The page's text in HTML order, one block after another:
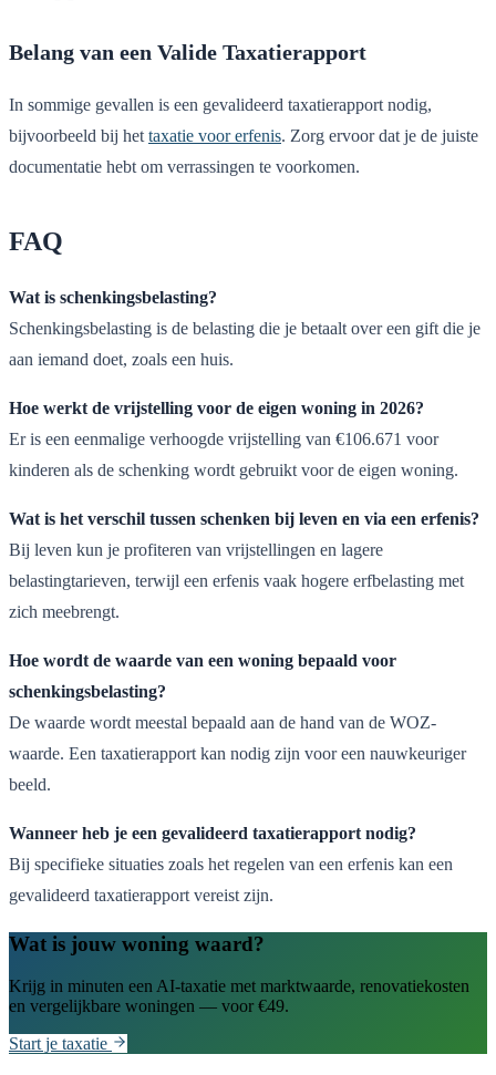
Belang van een Valide Taxatierapport
In sommige gevallen is een gevalideerd taxatierapport nodig,
bijvoorbeeld bij het taxatie voor erfenis. Zorg ervoor dat je de juiste
documentatie hebt om verrassingen te voorkomen.
FAQ
Wat is schenkingsbelasting?
Schenkingsbelasting is de belasting die je betaalt over een gift die je
aan iemand doet, zoals een huis.
Hoe werkt de vrijstelling voor de eigen woning in 2026?
Er is een eenmalige verhoogde vrijstelling van €106.671 voor
kinderen als de schenking wordt gebruikt voor de eigen woning.
Wat is het verschil tussen schenken bij leven en via een erfenis?
Bij leven kun je profiteren van vrijstellingen en lagere
belastingtarieven, terwijl een erfenis vaak hogere erfbelasting met
zich meebrengt.
Hoe wordt de waarde van een woning bepaald voor
schenkingsbelasting?
De waarde wordt meestal bepaald aan de hand van de WOZ-
waarde. Een taxatierapport kan nodig zijn voor een nauwkeuriger
beeld.
Wanneer heb je een gevalideerd taxatierapport nodig?
Bij specifieke situaties zoals het regelen van een erfenis kan een
gevalideerd taxatierapport vereist zijn.
Wat is jouw woning waard?
Krijg in minuten een AI-taxatie met marktwaarde, renovatiekosten
en vergelijkbare woningen — voor €49.
Start je taxatie